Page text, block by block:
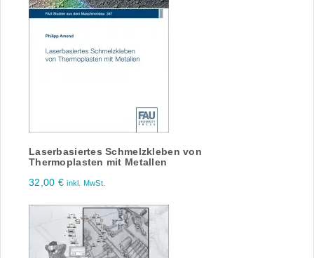
Laserbasiertes Schmelzkleben von
Thermoplasten mit Metallen
32,00 € inkl. MwSt.